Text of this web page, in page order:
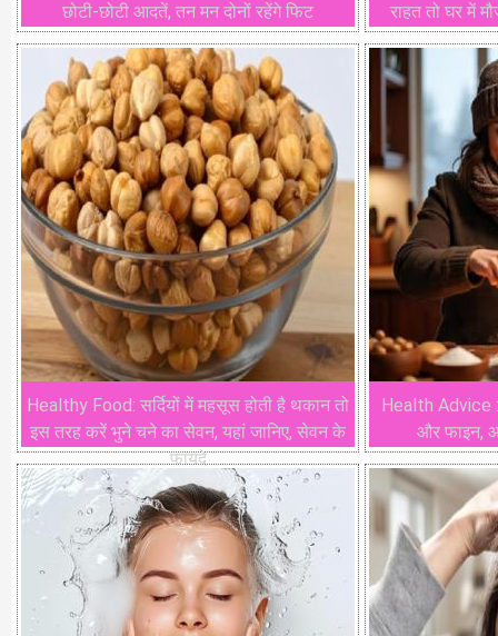
छोटी-छोटी आदतें, तन मन दोनों रहेंगे फिट
राहत तो घर में
Healthy Food: सर्दियों में महसूस होती है थकान तो
इस तरह करें भुने चने का सेवन, यहां जानिए, सेवन के
फायदे
Health Advice
और फाइन,